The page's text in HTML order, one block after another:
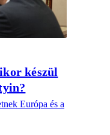
készül
Európa és a